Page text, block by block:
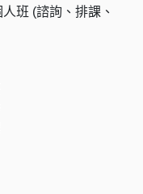
班 (諮詢、排課、